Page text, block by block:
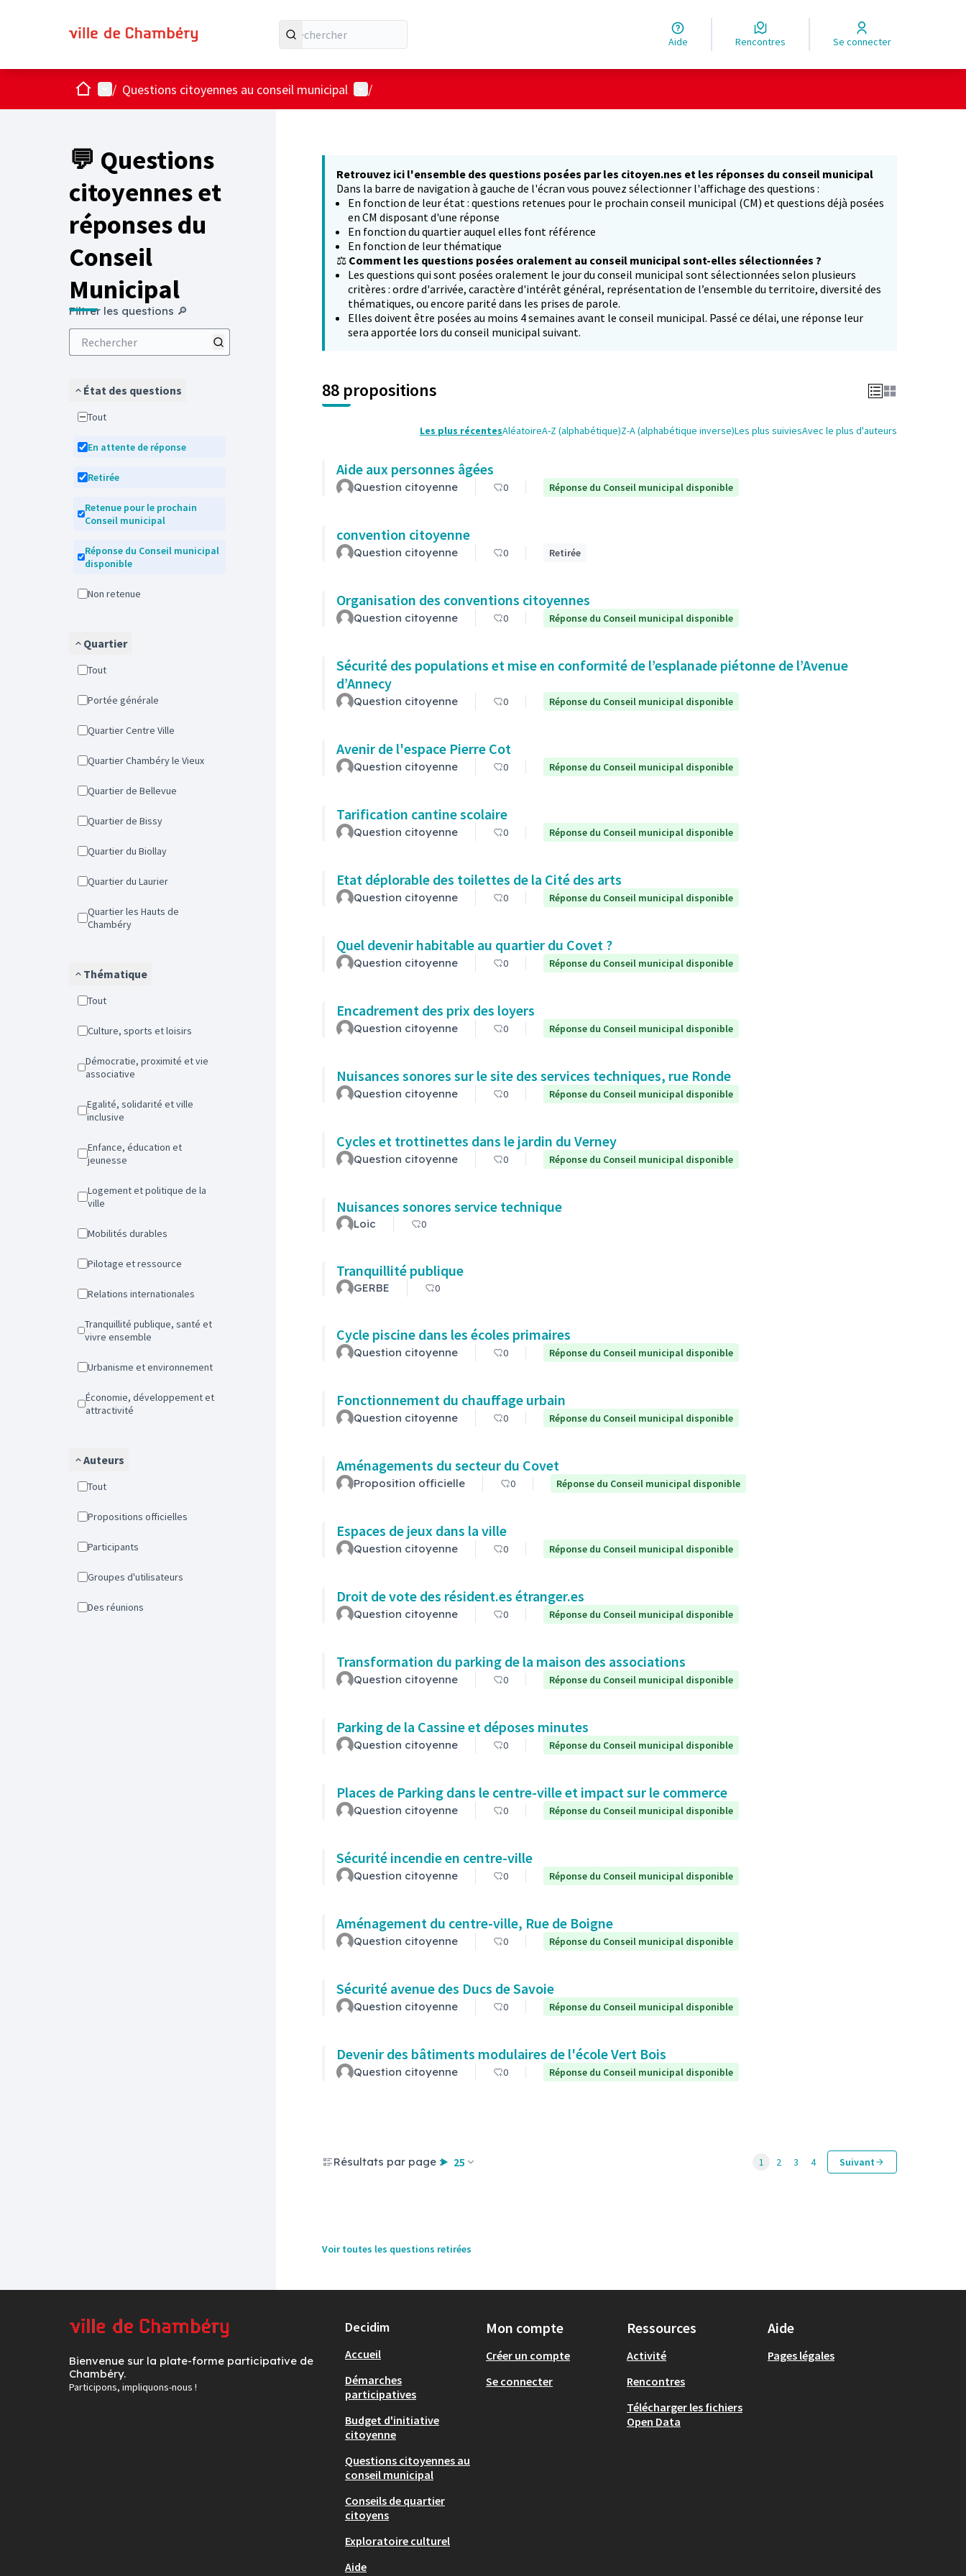
Aide Rencontres Se connecter
AccueilMenu principal
/ Questions citoyennes au conseil municipal Menu utilisateur
/
💬 Questions
citoyennes et
réponses du
Conseil
Municipal
Filtrer les questions 🔎
État des questions
Tout
En attente de réponse
Retirée
Retenue pour le prochain
Conseil municipal
Réponse du Conseil municipal
disponible
Non retenue
Quartier
Tout
Portée générale
Quartier Centre Ville
Quartier Chambéry le Vieux
Quartier de Bellevue
Quartier de Bissy
Quartier du Biollay
Quartier du Laurier
Quartier les Hauts de
Chambéry
Thématique
Tout
Culture, sports et loisirs
Démocratie, proximité et vie
associative
Egalité, solidarité et ville
inclusive
Enfance, éducation et
jeunesse
Logement et politique de la
ville
Mobilités durables
Pilotage et ressource
Relations internationales
Tranquillité publique, santé et
vivre ensemble
Urbanisme et environnement
Économie, développement et
attractivité
Auteurs
Tout
Propositions officielles
Participants
Groupes d'utilisateurs
Des réunions
Retrouvez ici l'ensemble des questions posées par les citoyen.nes et les réponses du conseil municipal
Dans la barre de navigation à gauche de l'écran vous pouvez sélectionner l'affichage des questions :
En fonction de leur état : questions retenues pour le prochain conseil municipal (CM) et questions déjà posées
en CM disposant d'une réponse
En fonction du quartier auquel elles font référence
En fonction de leur thématique
⚖️ Comment les questions posées oralement au conseil municipal sont-elles sélectionnées ?
Les questions qui sont posées oralement le jour du conseil municipal sont sélectionnées selon plusieurs
critères : ordre d'arrivée, caractère d'intérêt général, représentation de l’ensemble du territoire, diversité des
thématiques, ou encore parité dans les prises de parole.
Elles doivent être posées au moins 4 semaines avant le conseil municipal. Passé ce délai, une réponse leur
sera apportée lors du conseil municipal suivant.
88 propositions
Les plus récentesAléatoireA-Z (alphabétique)Z-A (alphabétique inverse)Les plus suiviesAvec le plus d'auteurs
Aide aux personnes âgées
Question citoyenne 0 Réponse du Conseil municipal disponible
convention citoyenne
Question citoyenne 0 Retirée
Organisation des conventions citoyennes
Question citoyenne 0 Réponse du Conseil municipal disponible
Sécurité des populations et mise en conformité de l’esplanade piétonne de l’Avenue
d’Annecy
Question citoyenne 0 Réponse du Conseil municipal disponible
Avenir de l'espace Pierre Cot
Question citoyenne 0 Réponse du Conseil municipal disponible
Tarification cantine scolaire
Question citoyenne 0 Réponse du Conseil municipal disponible
Etat déplorable des toilettes de la Cité des arts
Question citoyenne 0 Réponse du Conseil municipal disponible
Quel devenir habitable au quartier du Covet ?
Question citoyenne 0 Réponse du Conseil municipal disponible
Encadrement des prix des loyers
Question citoyenne 0 Réponse du Conseil municipal disponible
Nuisances sonores sur le site des services techniques, rue Ronde
Question citoyenne 0 Réponse du Conseil municipal disponible
Cycles et trottinettes dans le jardin du Verney
Question citoyenne 0 Réponse du Conseil municipal disponible
Nuisances sonores service technique
Loic 0
Tranquillité publique
GERBE 0
Cycle piscine dans les écoles primaires
Question citoyenne 0 Réponse du Conseil municipal disponible
Fonctionnement du chauffage urbain
Question citoyenne 0 Réponse du Conseil municipal disponible
Aménagements du secteur du Covet
Proposition officielle 0 Réponse du Conseil municipal disponible
Espaces de jeux dans la ville
Question citoyenne 0 Réponse du Conseil municipal disponible
Droit de vote des résident.es étranger.es
Question citoyenne 0 Réponse du Conseil municipal disponible
Transformation du parking de la maison des associations
Question citoyenne 0 Réponse du Conseil municipal disponible
Parking de la Cassine et déposes minutes
Question citoyenne 0 Réponse du Conseil municipal disponible
Places de Parking dans le centre-ville et impact sur le commerce
Question citoyenne 0 Réponse du Conseil municipal disponible
Sécurité incendie en centre-ville
Question citoyenne 0 Réponse du Conseil municipal disponible
Aménagement du centre-ville, Rue de Boigne
Question citoyenne 0 Réponse du Conseil municipal disponible
Sécurité avenue des Ducs de Savoie
Question citoyenne 0 Réponse du Conseil municipal disponible
Devenir des bâtiments modulaires de l'école Vert Bois
Question citoyenne 0 Réponse du Conseil municipal disponible
Résultats par page : 25 1 2 3 4 Suivant
Voir toutes les questions retirées
Bienvenue sur la plate-forme participative de
Chambéry.
Participons, impliquons-nous !
Decidim
Accueil
Démarches
participatives
Budget d'initiative
citoyenne
Questions citoyennes au
conseil municipal
Conseils de quartier
citoyens
Exploratoire culturel
Aide
Mon compte
Créer un compte
Se connecter
Ressources
Activité
Rencontres
Télécharger les fichiers
Open Data
Aide
Pages légales